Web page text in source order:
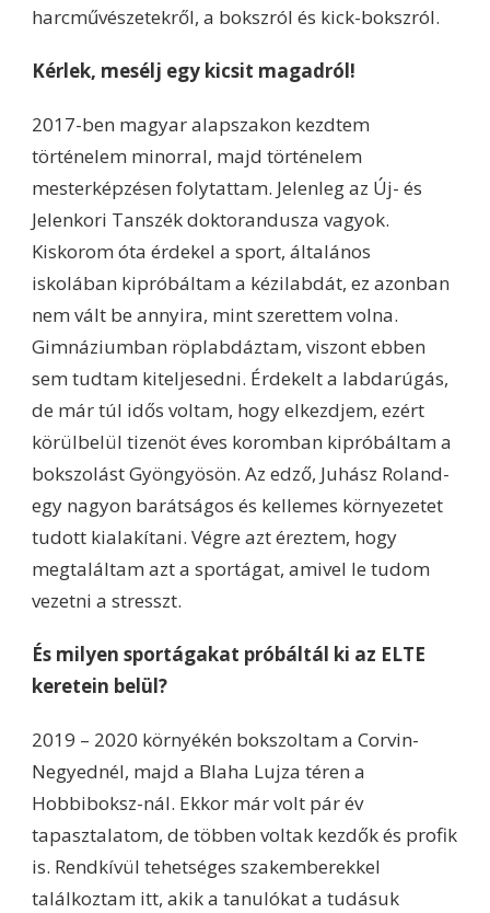
harcművészetekről, a bokszról és kick-bokszról.
Kérlek, mesélj egy kicsit magadról!
2017-ben magyar alapszakon kezdtem
történelem minorral, majd történelem
mesterképzésen folytattam. Jelenleg az Új- és
Jelenkori Tanszék doktorandusza vagyok.
Kiskorom óta érdekel a sport, általános
iskolában kipróbáltam a kézilabdát, ez azonban
nem vált be annyira, mint szerettem volna.
Gimnáziumban röplabdáztam, viszont ebben
sem tudtam kiteljesedni. Érdekelt a labdarúgás,
de már túl idős voltam, hogy elkezdjem, ezért
körülbelül tizenöt éves koromban kipróbáltam a
bokszolást Gyöngyösön. Az edző, Juhász Roland-
egy nagyon barátságos és kellemes környezetet
tudott kialakítani. Végre azt éreztem, hogy
megtaláltam azt a sportágat, amivel le tudom
vezetni a stresszt.
És milyen sportágakat próbáltál ki az ELTE
keretein belül?
2019 – 2020 környékén bokszoltam a Corvin-
Negyednél, majd a Blaha Lujza téren a
Hobbiboksz-nál. Ekkor már volt pár év
tapasztalatom, de többen voltak kezdők és profik
is. Rendkívül tehetséges szakemberekkel
találkoztam itt, akik a tanulókat a tudásuk